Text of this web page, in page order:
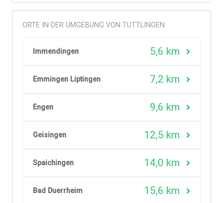
ORTE IN DER UMGEBUNG VON TUTTLINGEN
Immendingen 5,6 km
Emmingen Liptingen 7,2 km
Engen 9,6 km
Geisingen 12,5 km
Spaichingen 14,0 km
Bad Duerrheim 15,6 km